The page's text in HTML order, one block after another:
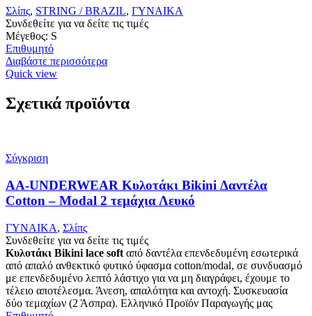
Σλίπς, STRING / BRAZIL, ΓΥΝΑΙΚΑ
Συνδεθείτε για να δείτε τις τιμές
Μέγεθος: S
Επιθυμητό
Διαβάστε περισσότερα
Quick view
Σχετικά προϊόντα
Σύγκριση
AA-UNDERWEAR Κυλοτάκι Bikini Δαντέλα
Cotton – Modal 2 τεμάχια Λευκό
ΓΥΝΑΙΚΑ, Σλίπς
Συνδεθείτε για να δείτε τις τιμές
Κυλοτάκι Bikini lace soft από δαντέλα επενδεδυμένη εσωτερικά
από απαλό ανθεκτικό φυτικό ύφασμα cotton/modal, σε συνδυασμό
με επενδεδυμένο λεπτό λάστιχο για να μη διαγράφει, έχουμε το
τέλειο αποτέλεσμα. Άνεση, απαλότητα και αντοχή. Συσκευασία
δύο τεμαχίων (2 Άσπρα). Ελληνικό Προϊόν Παραγωγής μας